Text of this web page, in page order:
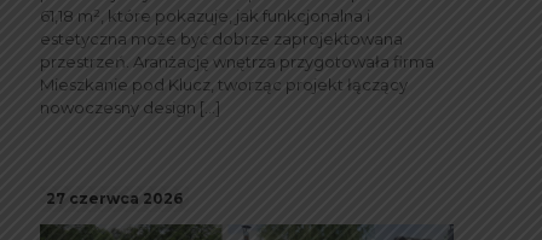
61,18 m², które pokazuje, jak funkcjonalna i
estetyczna może być dobrze zaprojektowana
przestrzeń. Aranżację wnętrza przygotowała firma
Mieszkanie pod Klucz, tworząc projekt łączący
nowoczesny design […]
27 czerwca 2026